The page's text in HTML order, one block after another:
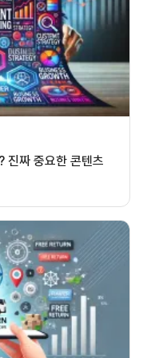
진짜 중요한 콘텐츠